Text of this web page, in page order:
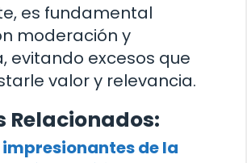
es fundamental
moderación y
evitando excesos que
valor y relevancia.
Relacionados:
impresionantes de la